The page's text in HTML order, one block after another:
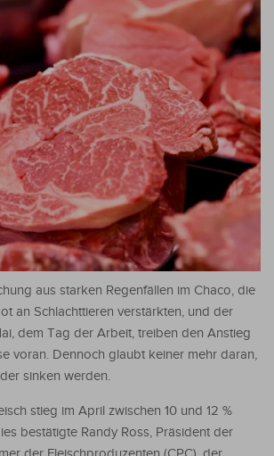
aus starken Regenfällen im Chaco, die
an Schlachttieren verstärkten, und der
dem Tag der Arbeit, treiben den Anstieg
voran. Dennoch glaubt keiner mehr daran,
sinken werden.
stieg im April zwischen 10 und 12 %
bestätigte Randy Ross, Präsident der